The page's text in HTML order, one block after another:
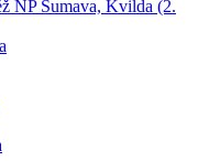
NP Šumava, Kvilda (2.